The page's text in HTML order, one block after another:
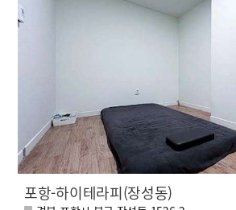
포항-하이테라피(장성동)